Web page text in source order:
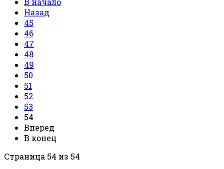
Назад
45
46
47
48
49
50
51
52
53
54
Вперед
В конец
Страница 54 из 54